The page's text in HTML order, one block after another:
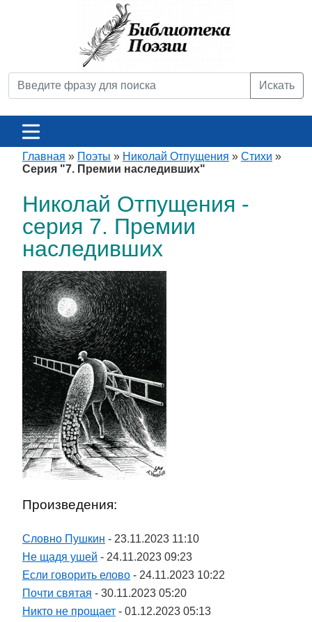
Искать
Главная » Поэты » Николай Отпущения » Стихи »
Серия "7. Премии наследивших"
Николай Отпущения -
серия 7. Премии
наследивших
Произведения:
Словно Пушкин - 23.11.2023 11:10
Не щадя ушей - 24.11.2023 09:23
Если говорить елово - 24.11.2023 10:22
Почти святая - 30.11.2023 05:20
Никто не прощает - 01.12.2023 05:13